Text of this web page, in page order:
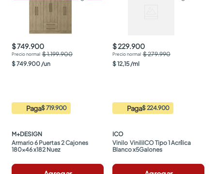
$ 749.900
$ 1.199.900
$749.900/un
Paga$ 719.900
M+DESIGN
Armario 6 Puertas 2 Cajones
180x46 x182 Nuez
$ 229.900
$ 279.990
$12,15/ml
Paga$ 224.900
ICO
Vinilo  ViniliICO Tipo 1 Acrílica
Blanco x5Galones